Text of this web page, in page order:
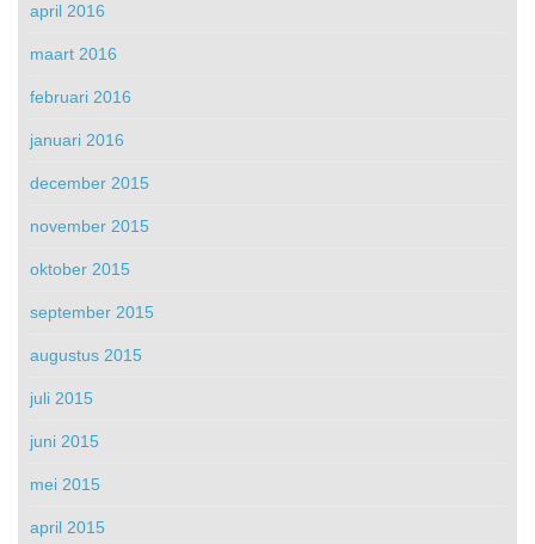
april 2016
maart 2016
februari 2016
januari 2016
december 2015
november 2015
oktober 2015
september 2015
augustus 2015
juli 2015
juni 2015
mei 2015
april 2015